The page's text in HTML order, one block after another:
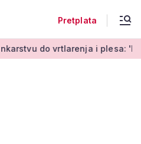
Pretplata
do vrtlarenja i plesa: 'Da